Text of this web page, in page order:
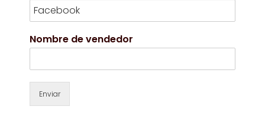
Nombre de vendedor
Enviar